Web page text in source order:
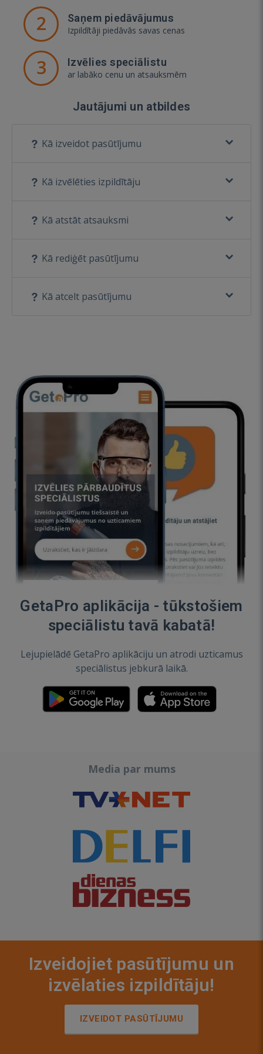
2 Saņem piedāvājumus
Izpildītāji piedāvās savas cenas
3 Izvēlies speciālistu
ar labāko cenu un atsauksmēm
Jautājumi un atbildes
Kā izveidot pasūtījumu
Kā izvēlēties izpildītāju
Kā atstāt atsauksmi
Kā rediģēt pasūtījumu
Kā atcelt pasūtījumu
GetaPro aplikācija - tūkstošiem
speciālistu tavā kabatā!
Lejupielādē GetaPro aplikāciju un atrodi uzticamus
speciālistus jebkurā laikā.
Media par mums
Izveidojiet pasūtījumu un
izvēlaties izpildītāju!
IZVEIDOT PASŪTĪJUMU